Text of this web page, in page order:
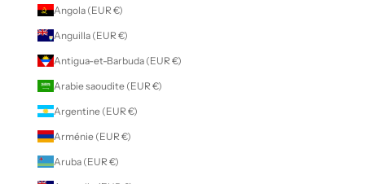
Angola (EUR €)
Anguilla (EUR €)
Antigua-et-Barbuda (EUR €)
Arabie saoudite (EUR €)
Argentine (EUR €)
Arménie (EUR €)
Aruba (EUR €)